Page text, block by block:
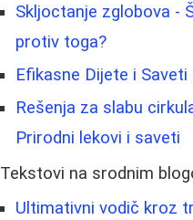
Skljoctanje zglobova -
protiv toga?
Efikasne Dijete i
Rešenja za slabu
Prirodni lekovi i saveti
Tekstovi na srodnim
Ultimativni vodič kroz